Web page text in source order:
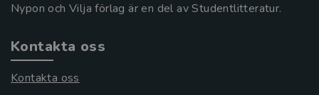
Nypon och Vilja förlag är en del av Studentlitteratur.
Kontakta oss
Kontakta oss